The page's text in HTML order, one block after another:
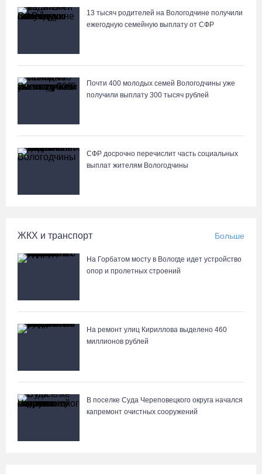
05.08.26 / 10:31
05.08.26 / 10:30
лучшего папы»
Новое пространство с качелями появится у драмтеатра в
Вологде
05.08.26 / 09:23
Шестеро вологодских школьников поедут в путешествие по
стране в поезде-отеле
05.08.26 / 09:01
13 тысяч родителей на Вологодчине получили
ежегодную семейную выплату от СФР
Почти 400 молодых семей Вологодчины уже
получили выплату 300 тысяч рублей
СФР досрочно перечислит часть социальных
выплат жителям Вологодчины
ЖКХ и транспорт Больше
На Горбатом мосту в Вологде идет устройство
опор и пролетных строений
На ремонт улиц Кириллова выделено 460
миллионов рублей
В поселке Суда Череповецкого округа начался
капремонт очистных сооружений